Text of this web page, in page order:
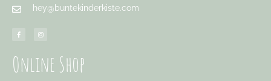
hey@buntekinderkiste.com
Online Shop